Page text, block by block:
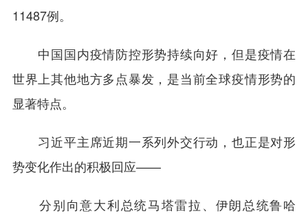
11487例。
中国国内疫情防控形势持续向好，但是疫情在
世界上其他地方多点暴发，是当前全球疫情形势的
显著特点。
习近平主席近期一系列外交行动，也正是对形
势变化作出的积极回应——
分别向意大利总统马塔雷拉、伊朗总统鲁哈